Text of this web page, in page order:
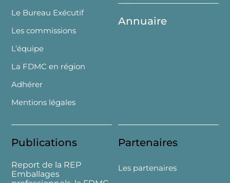
Le Bureau Exécutif
Les commissions
L’équipe
La FDMC en région
Adhérer
Mentions légales
Annuaire
Publications
Report de la REP
Emballages
Partenaires
Les partenaires